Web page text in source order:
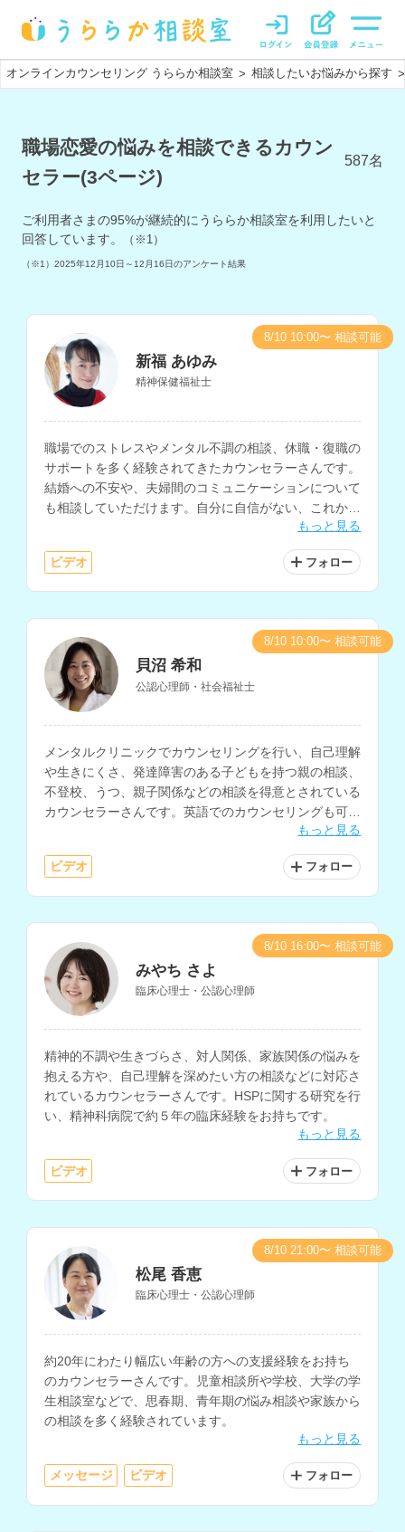
オンラインカウンセリング うららか相談室 > 相談したいお悩みから探す >
職場恋愛の悩みを相談できるカウン
セラー(3ページ)
587名
ご利用者さまの95%が継続的にうららか相談室を利用したいと
回答しています。
（※1）
（※1） 2025年12月10日～12月16日のアンケート結果
新福 あゆみ
精神保健福祉士
職場でのストレスやメンタル不調の相談、休職・復職の
サポートを多く経験されてきたカウンセラーさんです。
結婚への不安や、夫婦間のコミュニケーションについて
も相談していただけます。自分に自信がない、これから
どうしたら良いのかわからないと悩まれている方にもお
もっと見る
ビデオ フォロー
8/10 10:00〜 相談可能
貝沼 希和
公認心理師・社会福祉士
メンタルクリニックでカウンセリングを行い、自己理解
や生きにくさ、発達障害のある子どもを持つ親の相談、
不登校、うつ、親子関係などの相談を得意とされている
カウンセラーさんです。英語でのカウンセリングも可能
で、大学でのキャリアカウンセリングなどの経験もお持
もっと見る
ビデオ フォロー
8/10 10:00〜 相談可能
みやち さよ
臨床心理士・公認心理師
精神的不調や生きづらさ、対人関係、家族関係の悩みを
抱える方や、自己理解を深めたい方の相談などに対応さ
れているカウンセラーさんです。HSPに関する研究を行
い、精神科病院で約５年の臨床経験をお持ちです。
もっと見る
ビデオ フォロー
8/10 16:00〜 相談可能
松尾 香恵
臨床心理士・公認心理師
約20年にわたり幅広い年齢の方への支援経験をお持ち
のカウンセラーさんです。児童相談所や学校、大学の学
生相談室などで、思春期、青年期の悩み相談や家族から
の相談を多く経験されています。
もっと見る
メッセージ ビデオ フォロー
8/10 21:00〜 相談可能